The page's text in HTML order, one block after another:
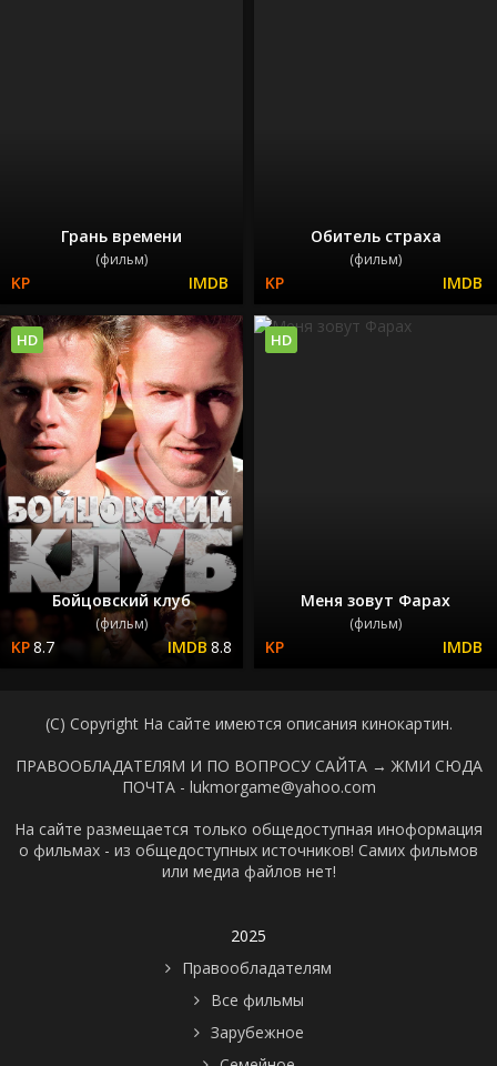
Грань времени
(фильм)
Обитель страха
(фильм)
Бойцовский клуб
(фильм)
8.7 8.8
HD
Меня зовут Фарах
(фильм)
HD
(C) Copyright На сайте имеются описания кинокартин.
ПРАВООБЛАДАТЕЛЯМ И ПО ВОПРОСУ САЙТА → ЖМИ СЮДА
ПОЧТА - lukmorgame@yahoo.com
На сайте размещается только общедоступная иноформация
о фильмах - из общедоступных источников! Самих фильмов
или медиа файлов нет!
2025
Правообладателям
Все фильмы
Зарубежное